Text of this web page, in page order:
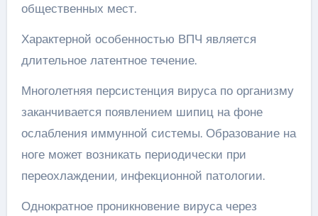
общественных мест.
Характерной особенностью ВПЧ является
длительное латентное течение.
Многолетняя персистенция вируса по организму
заканчивается появлением шипиц на фоне
ослабления иммунной системы. Образование на
ноге может возникать периодически при
переохлаждении, инфекционной патологии.
Однократное проникновение вируса через